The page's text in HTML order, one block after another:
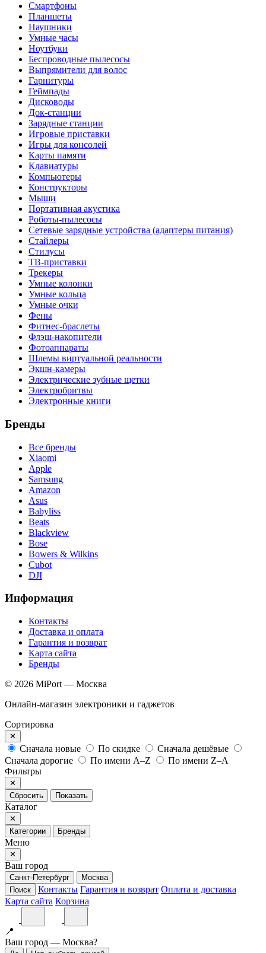
Смартфоны
Планшеты
Наушники
Умные часы
Ноутбуки
Беспроводные пылесосы
Выпрямители для волос
Гарнитуры
Геймпады
Дисководы
Док-станции
Зарядные станции
Игровые приставки
Игры для консолей
Карты памяти
Клавиатуры
Компьютеры
Конструкторы
Мыши
Портативная акустика
Роботы-пылесосы
Сетевые зарядные устройства (адаптеры питания)
Стайлеры
Стилусы
ТВ-приставки
Трекеры
Умные колонки
Умные кольца
Умные очки
Фены
Фитнес-браслеты
Флэш-накопители
Фотоаппараты
Шлемы виртуальной реальности
Экшн-камеры
Электрические зубные щетки
Электробритвы
Электронные книги
Бренды
Все бренды
Xiaomi
Apple
Samsung
Amazon
Asus
Babyliss
Beats
Blackview
Bose
Bowers & Wilkins
Cubot
DJI
Информация
Контакты
Доставка и оплата
Гарантия и возврат
Карта сайта
Бренды
© 2026 MiPort — Москва
Онлайн-магазин электроники и гаджетов
Сортировка
✕
Сначала новые По скидке
Сначала дешёвые
Сначала дорогие
По имени A–Z
По имени Z–A
Фильтры
✕
Сбросить
Показать
Каталог
✕
Категории
Бренды
Меню
✕
Ваш город
Санкт-Петербург
Москва
Поиск
Контакты Гарантия и возврат Оплата и доставка
Карта сайта Корзина
📍
Ваш город — Москва?